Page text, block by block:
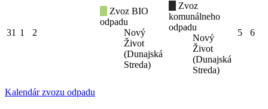
31 1 2
Zvoz BIO
odpadu
Nový
Život
(Dunajská
Streda)
Zvoz
komunálneho
odpadu
Nový
Život
(Dunajská
Streda)
5 6
Kalendár zvozu odpadu